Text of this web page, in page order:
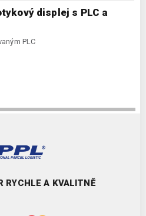
displej s PLC a
PLC
RYCHLE A KVALITNĚ